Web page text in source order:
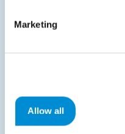
Marketing
Allow all
¿Puede el